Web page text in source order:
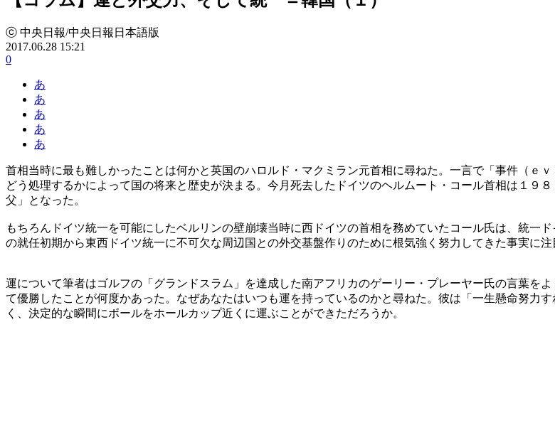
ⓒ 中央日報/中央日報日本語版
2017.06.28 15:21
0
あ
あ
あ
あ
あ
首相当時に最も難しかったことは何かと英国のハロルド・マクミラン元首相に尋ねた。一言で「事件（ｅ
どう処理するかによって国の将来と歴史が決まる。今月死去したドイツのヘルムート・コール首相は１９
父」となった。
もちろんドイツ統一を可能にしたベルリンの壁崩壊当時に西ドイツの首相を務めていたコール氏は、統一
の就任初期から東西ドイツ統一に不可欠な周辺国との外交基盤作りのために根気強く努力してきた事実に注
運について筆者はゴルフの「グランドスラム」を達成した南アフリカのゲーリー・プレーヤー氏の言葉を
て優勝したことが何度かあった。なぜあなたはいつも運を持っているのかと尋ねた。彼は「一生懸命努力
く、決定的な瞬間にボールをホールカップ近くに運ぶことができただろうか。